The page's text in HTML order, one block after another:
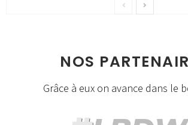
NOS
Grâce à eux on avance dans le